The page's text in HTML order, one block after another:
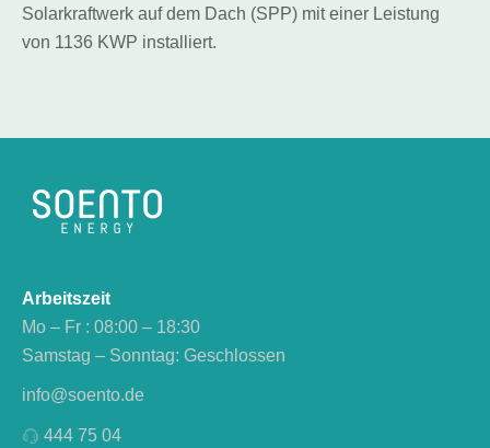
Solarkraftwerk auf dem Dach (SPP) mit einer Leistung
von 1136 KWP installiert.
Arbeitszeit
Mo – Fr : 08:00 – 18:30
Samstag – Sonntag: Geschlossen
info@soento.de
444 75 04